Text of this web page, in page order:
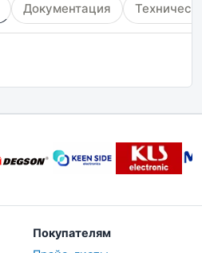
Документация
Покупателям